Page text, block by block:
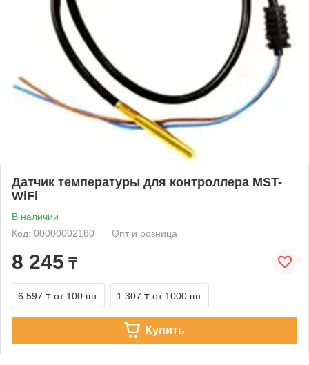
Датчик температуры для контроллера MST-
WiFi
В наличии
Код: 00000002180
Опт и розница
8 245 ₸
6 597 ₸ от 100 шт. 1 307 ₸ от 1000 шт.
Купить